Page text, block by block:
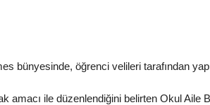
bünyesinde, öğrenci velileri tarafından
amacı ile düzenlendiğini belirten Okul Aile